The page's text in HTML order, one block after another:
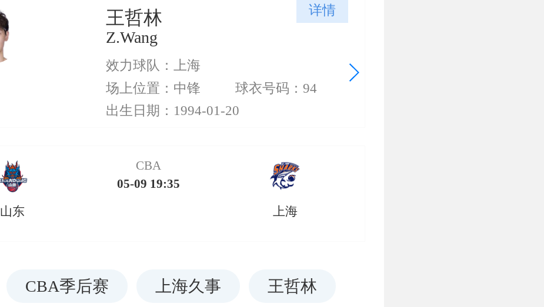
详情
王哲林
Z.Wang
效力球队：上海
场上位置：中锋
球衣号码：94
出生日期：1994-01-20
山东
CBA
05-09 19:35
上海
CBA季后赛 上海久事 王哲林